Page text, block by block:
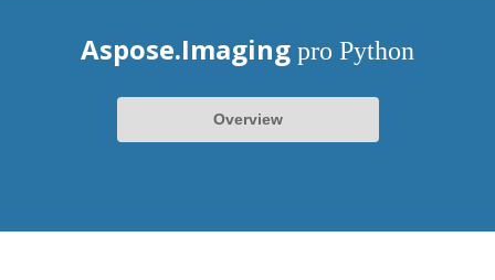
Aspose.Imaging pro Python
Overview